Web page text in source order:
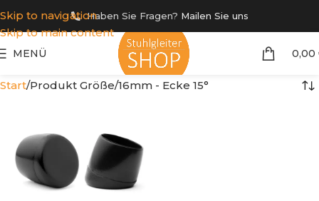
Skip to navigation
Skip to main content
Haben Sie Fragen? Mailen Sie uns
MENÜ 0,00
Start Produkt Größe 16mm - Ecke 15°